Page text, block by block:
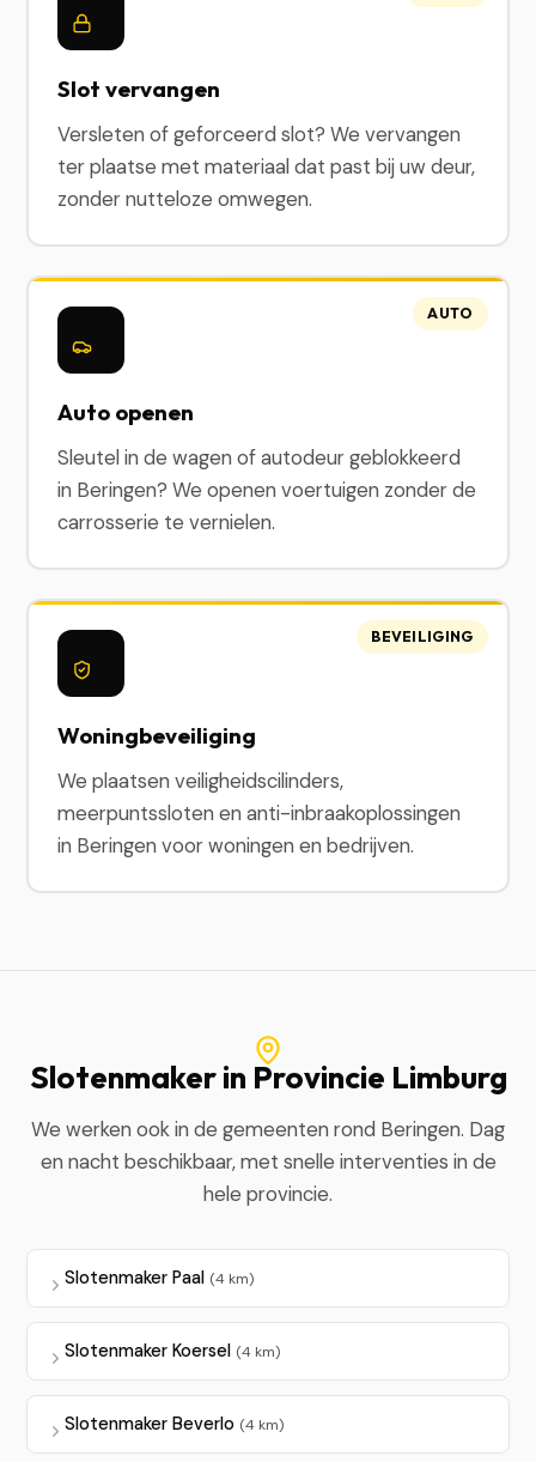
Slot vervangen
Versleten of geforceerd slot? We vervangen
ter plaatse met materiaal dat past bij uw deur,
zonder nutteloze omwegen.
Auto openen
Sleutel in de wagen of autodeur geblokkeerd
in Beringen? We openen voertuigen zonder de
carrosserie te vernielen.
AUTO
Woningbeveiliging
We plaatsen veiligheidscilinders,
meerpuntssloten en anti-inbraakoplossingen
in Beringen voor woningen en bedrijven.
BEVEILIGING
Slotenmaker in Provincie Limburg
We werken ook in de gemeenten rond Beringen. Dag
en nacht beschikbaar, met snelle interventies in de
hele provincie.
Slotenmaker Paal (4 km)
Slotenmaker Koersel (4 km)
Slotenmaker Beverlo (4 km)